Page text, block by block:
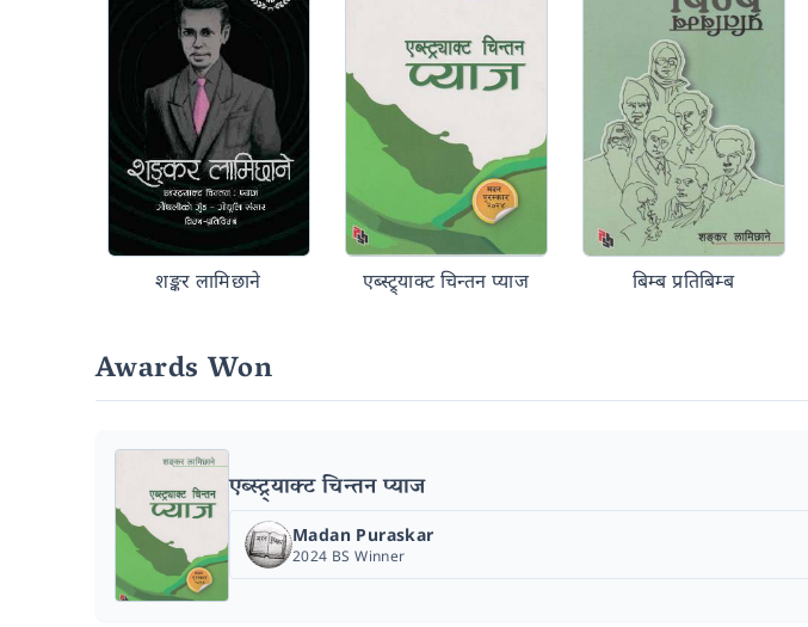
शङ्कर लामिछाने एब्स्ट्र्याक्ट चिन्तन प्याज बिम्ब प्रतिबिम्ब
Awards Won
एब्स्ट्र्याक्ट चिन्तन प्याज
Madan Puraskar
2024 BS Winner